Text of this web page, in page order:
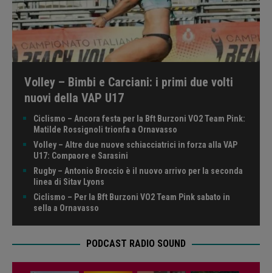
Volley – Bimbi e Carciani: i primi due volti
nuovi della VAP U17
Ciclismo – Ancora festa per la Bft Burzoni VO2 Team Pink:
Matilde Rossignoli trionfa a Ornavasso
Volley – Altre due nuove schiacciatrici in forza alla VAP
U17: Compaore e Sarasini
Rugby – Antonio Broccio è il nuovo arrivo per la seconda
linea di Sitav Lyons
Ciclismo – Per la Bft Burzoni VO2 Team Pink sabato in
sella a Ornavasso
PODCAST RADIO SOUND